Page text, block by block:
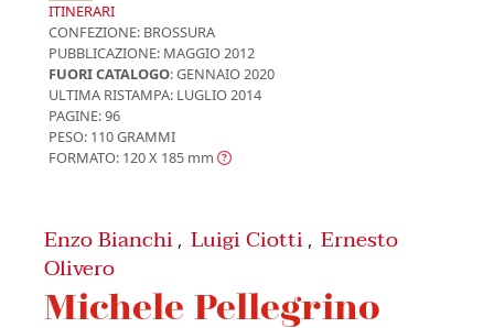
ITINERARI
CONFEZIONE: BROSSURA
PUBBLICAZIONE: MAGGIO 2012
FUORI CATALOGO: GENNAIO 2020
ULTIMA RISTAMPA: LUGLIO 2014
PAGINE: 96
PESO: 110 GRAMMI
FORMATO: 120 X 185 mm
Enzo Bianchi , Luigi Ciotti , Ernesto
Olivero
Michele Pellegrino